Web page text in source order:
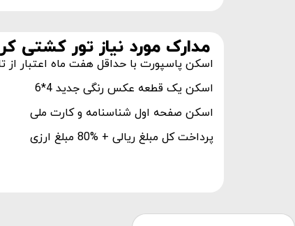
مدارک مورد نیاز تور کشتی
اسکن پاسپورت با حداقل هفت ماه اعتبار از
اسکن یک قطعه عکس رنگی جدید 4*6
اسکن صفحه اول شناسنامه و کارت ملی
پرداخت کل مبلغ ریالی + %80 مبلغ ارزی